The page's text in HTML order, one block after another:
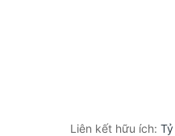
Liên kết hữu ích: